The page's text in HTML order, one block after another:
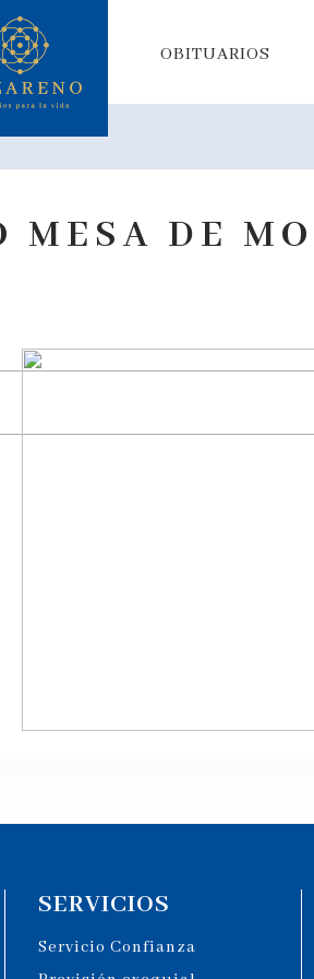
OBITUARIOS
MESA DE
SERVICIOS
Servicio Confianza